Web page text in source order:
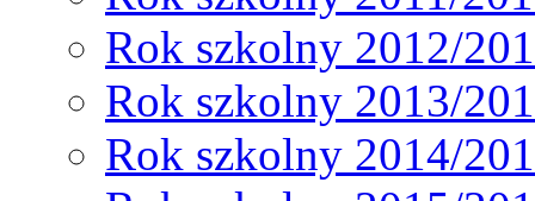
Rok szkolny 2012/
Rok szkolny 2013/
Rok szkolny 2014/